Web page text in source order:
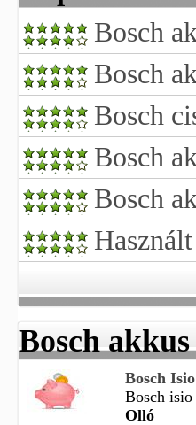
Bosch
Bosch
Bosch
Bosch
Bosch
Bosch
Bosch
Bosch
Olló